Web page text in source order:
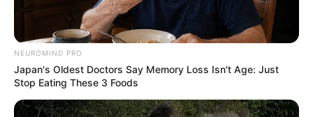
4. Rekatkan pada tusuk gigi untuk mendapatkan
NEUROMIND PRO
Japan's Oldest Doctors Say Memory Loss Isn't Age: Just
Stop Eating These 3 Foods